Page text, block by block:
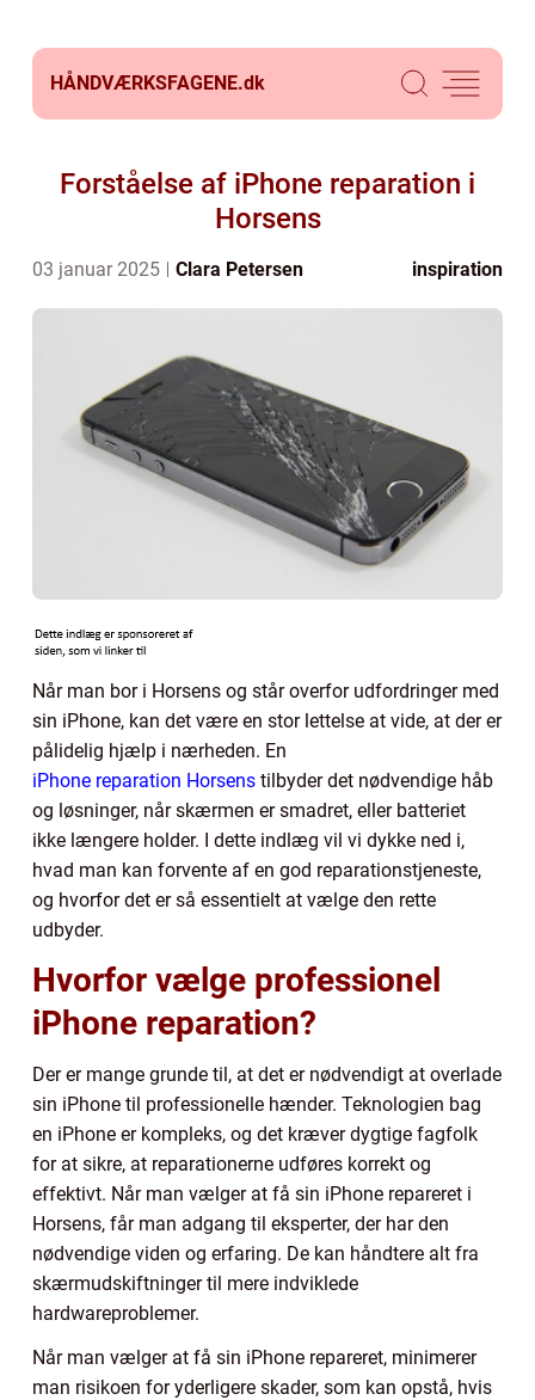
HÅNDVÆRKSFAGENE.dk
Forståelse af iPhone reparation i
Horsens
03 januar 2025 Clara Petersen inspiration
Når man bor i Horsens og står overfor udfordringer med
sin iPhone, kan det være en stor lettelse at vide, at der er
pålidelig hjælp i nærheden. En
iPhone reparation Horsens tilbyder det nødvendige håb
og løsninger, når skærmen er smadret, eller batteriet
ikke længere holder. I dette indlæg vil vi dykke ned i,
hvad man kan forvente af en god reparationstjeneste,
og hvorfor det er så essentielt at vælge den rette
udbyder.
Hvorfor vælge professionel
iPhone reparation?
Der er mange grunde til, at det er nødvendigt at overlade
sin iPhone til professionelle hænder. Teknologien bag
en iPhone er kompleks, og det kræver dygtige fagfolk
for at sikre, at reparationerne udføres korrekt og
effektivt. Når man vælger at få sin iPhone repareret i
Horsens, får man adgang til eksperter, der har den
nødvendige viden og erfaring. De kan håndtere alt fra
skærmudskiftninger til mere indviklede
hardwareproblemer.
Når man vælger at få sin iPhone repareret, minimerer
man risikoen for yderligere skader, som kan opstå, hvis